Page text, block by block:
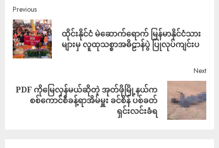
Previous
ထိုင်းနိုင်ငံ မဲဆောက်ရောက် မြန်မာနိုင်ငံသား
များမှ လူထုသစ္စာအဓိဠာန်ပွဲ ပြုလုပ်ကျင်းပ
Next
PDF ကိုမြေလှန်မယ်ဆိုတဲ့ အုတ်ဖိုမြို့နယ်က
စစ်ကောင်စီခန့်ရာအိမ်မှူး ခင်စိန် ပစ်ခတ်
ရှင်းလင်းခံရ